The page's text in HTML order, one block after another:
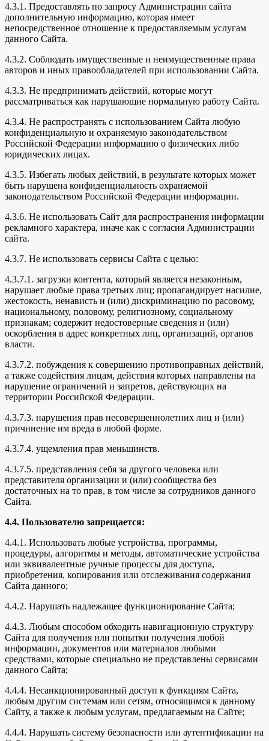
4.3.1. Предоставлять по запросу Администрации сайта
дополнительную информацию, которая имеет
непосредственное отношение к предоставляемым услугам
данного Сайта.
4.3.2. Соблюдать имущественные и неимущественные права
авторов и иных правообладателей при использовании Сайта.
4.3.3. Не предпринимать действий, которые могут
рассматриваться как нарушающие нормальную работу Сайта.
4.3.4. Не распространять с использованием Сайта любую
конфиденциальную и охраняемую законодательством
Российской Федерации информацию о физических либо
юридических лицах.
4.3.5. Избегать любых действий, в результате которых может
быть нарушена конфиденциальность охраняемой
законодательством Российской Федерации информации.
4.3.6. Не использовать Сайт для распространения информации
рекламного характера, иначе как с согласия Администрации
сайта.
4.3.7. Не использовать сервисы Сайта с целью:
4.3.7.1. загрузки контента, который является незаконным,
нарушает любые права третьих лиц; пропагандирует насилие,
жестокость, ненависть и (или) дискриминацию по расовому,
национальному, половому, религиозному, социальному
признакам; содержит недостоверные сведения и (или)
оскорбления в адрес конкретных лиц, организаций, органов
власти.
4.3.7.2. побуждения к совершению противоправных действий,
а также содействия лицам, действия которых направлены на
нарушение ограничений и запретов, действующих на
территории Российской Федерации.
4.3.7.3. нарушения прав несовершеннолетних лиц и (или)
причинение им вреда в любой форме.
4.3.7.4. ущемления прав меньшинств.
4.3.7.5. представления себя за другого человека или
представителя организации и (или) сообщества без
достаточных на то прав, в том числе за сотрудников данного
Сайта.
4.4. Пользователю запрещается:
4.4.1. Использовать любые устройства, программы,
процедуры, алгоритмы и методы, автоматические устройства
или эквивалентные ручные процессы для доступа,
приобретения, копирования или отслеживания содержания
Сайта данного;
4.4.2. Нарушать надлежащее функционирование Сайта;
4.4.3. Любым способом обходить навигационную структуру
Сайта для получения или попытки получения любой
информации, документов или материалов любыми
средствами, которые специально не представлены сервисами
данного Сайта;
4.4.4. Несанкционированный доступ к функциям Сайта,
любым другим системам или сетям, относящимся к данному
Сайту, а также к любым услугам, предлагаемым на Сайте;
4.4.4. Нарушать систему безопасности или аутентификации на